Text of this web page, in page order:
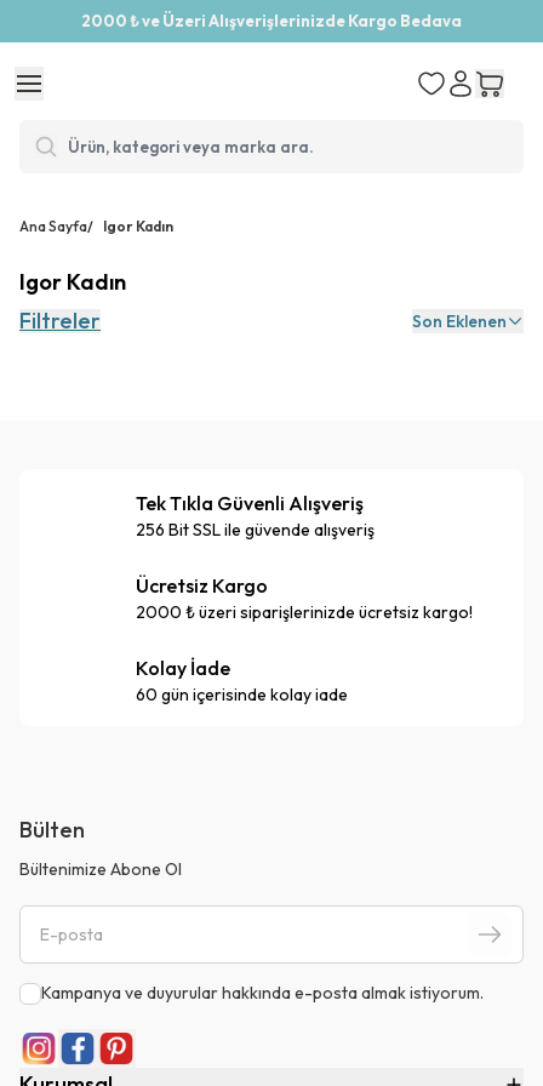
2000 ₺ ve Üzeri Alışverişlerinizde Kargo Bedava
Ana Sayfa/ Igor Kadın
Igor Kadın
Filtreler
Son Eklenen
Tek Tıkla Güvenli Alışveriş
256 Bit SSL ile güvende alışveriş
Ücretsiz Kargo
2000 ₺ üzeri siparişlerinizde ücretsiz kargo!
Kolay İade
60 gün içerisinde kolay iade
Bülten
Bültenimize Abone Ol
Kampanya ve duyurular hakkında e-posta almak istiyorum.